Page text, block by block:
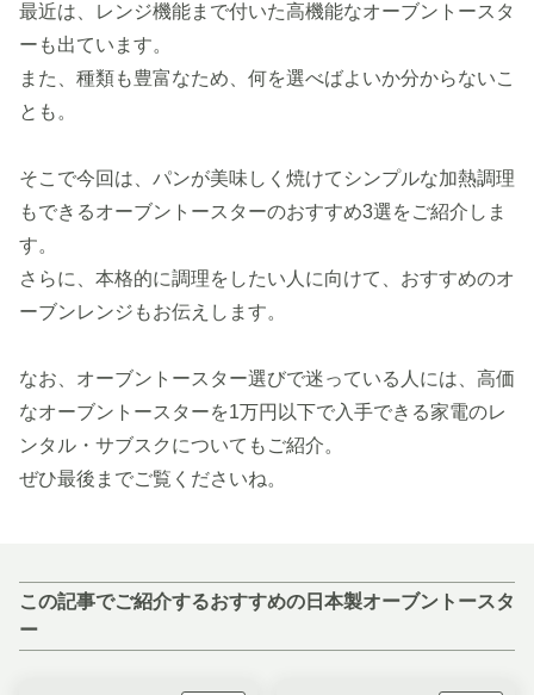
最近は、レンジ機能まで付いた高機能なオーブントースタ
ーも出ています。
また、種類も豊富なため、何を選べばよいか分からないこ
とも。
そこで今回は、パンが美味しく焼けてシンプルな加熱調理
もできるオーブントースターのおすすめ3選をご紹介しま
す。
さらに、本格的に調理をしたい人に向けて、おすすめのオ
ーブンレンジもお伝えします。
なお、オーブントースター選びで迷っている人には、高価
なオーブントースターを1万円以下で入手できる家電のレ
ンタル・サブスクについてもご紹介。
ぜひ最後までご覧くださいね。
この記事でご紹介するおすすめの日本製オーブントースタ
ー